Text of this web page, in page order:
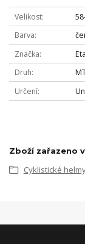
Velikost
Barva
Značka
Druh
Určení
Zboží zařazeno
Cyklistické